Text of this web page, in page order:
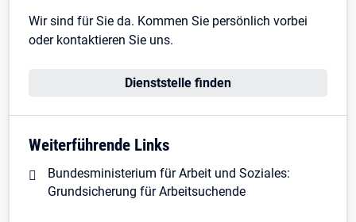
Wir sind für Sie da. Kommen Sie persönlich vorbei
oder kontaktieren Sie uns.
Dienststelle finden
Weiterführende Links
Bundesministerium für Arbeit und Soziales:
Grundsicherung für Arbeitsuchende